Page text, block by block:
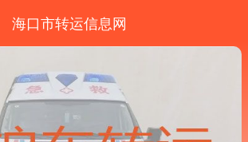
海口市转运信息网